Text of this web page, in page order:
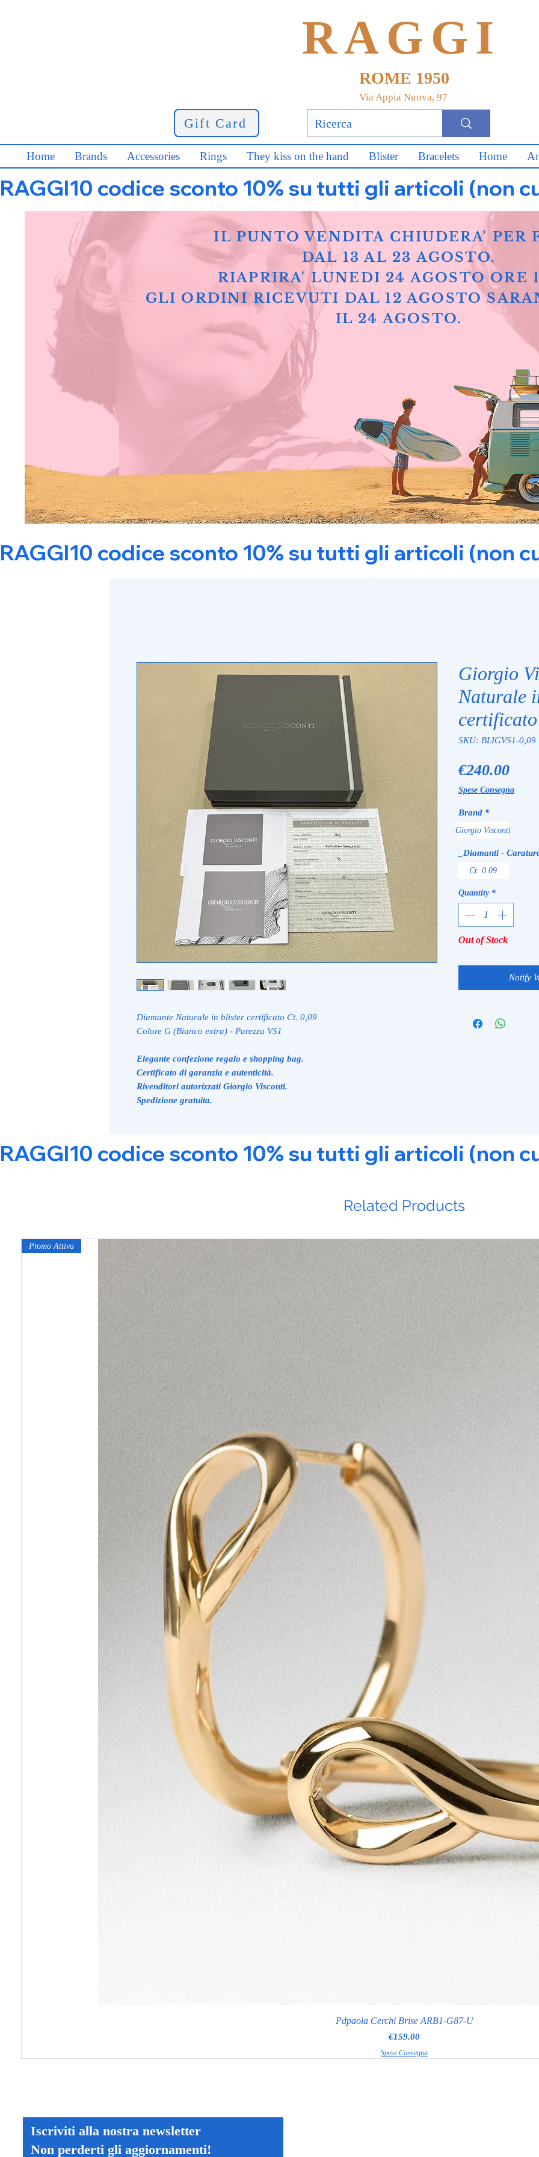
RAGGI
ROME 1950
Via Appia Nuova, 97
Gift Card
Home Brands Accessories Rings They kiss on the hand Blister Bracelets Home
RAGGI10 codice sconto 10% su tutti gli articoli (non
IL PUNTO VENDITA CHIUDERA' PER
DAL 13 AL 23 AGOSTO.
RIAPRIRA' LUNEDI 24 AGOSTO ORE
GLI ORDINI RICEVUTI DAL 12 AGOSTO
IL 24 AGOSTO.
RAGGI10 codice sconto 10% su tutti gli articoli (non
Diamante Naturale in blister certificato Ct. 0,09
Colore G (Bianco extra) - Purezza VS1
Elegante confezione regalo e shopping bag.
Certificato di garanzia e autenticità.
Rivenditori autorizzati Giorgio Visconti.
Spedizione gratuita.
Giorgio
Naturale
SKU: BLIGVS1-0,09
€240.00Price
Spese Consegna
Brand *
Giorgio Visconti
_Diamanti -
Ct. 0.09
Quantity *
Out of Stock
Notify
RAGGI10 codice sconto 10% su tutti gli articoli (non
Related Products
Promo Attiva
Pdpaola Cerchi Brise ARB1-G87-U
Price
€159.00
Spese Consegna
Iscriviti alla nostra newsletter
Non perderti gli aggiornamenti!